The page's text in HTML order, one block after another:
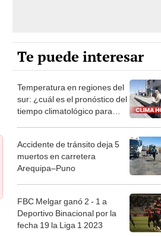
Te puede interesar
Temperatura en regiones del
sur: ¿cuál es el pronóstico del
tiempo climatológico para
Accidente de tránsito deja 5
muertos en carretera
Arequipa–Puno
FBC Melgar ganó 2 - 1 a
Deportivo Binacional por la
fecha 19 la Liga 1 2023